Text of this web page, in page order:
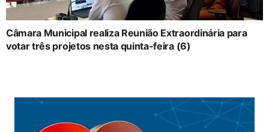
Câmara Municipal realiza Reunião Extraordinária para
votar três projetos nesta quinta-feira (6)